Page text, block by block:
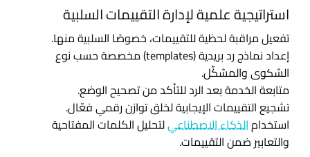
استراتيجية علمية لإدارة التقييمات السلبية
تفعيل مراقبة لحظية للتقييمات، خصوصًا السلبية منها.
إعداد نماذج رد بريدية (templates) مخصصة حسب نوع
الشكوى والمشكِّل.
متابعة الخدمة بعد الرد للتأكد من تصحيح الوضع.
تشجيع التقييمات الإيجابية لخلق توازن رقمي فعّال.
استخدامالذكاء الاصطناعيلتحليل الكلمات المفتاحية
والتعابير ضمن التقييمات.